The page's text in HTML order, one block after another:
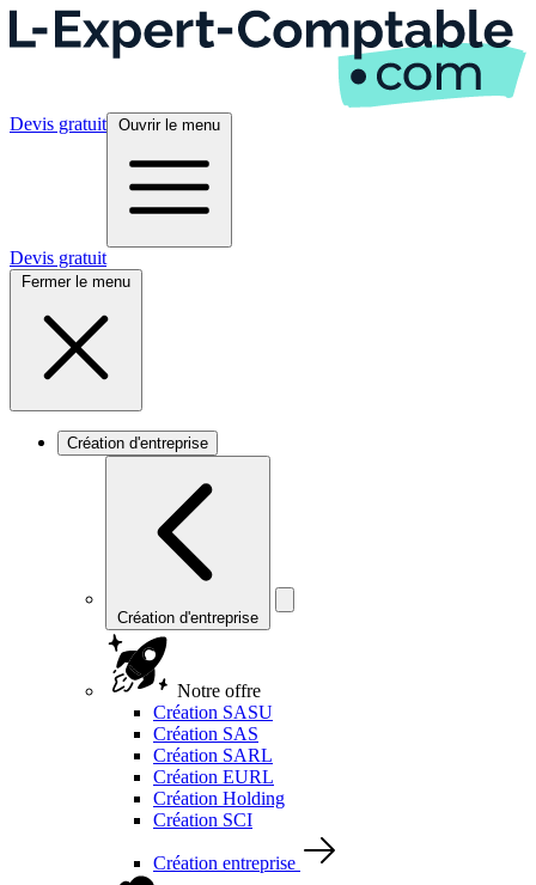
Devis gratuit Ouvrir le menu
Devis gratuit
Fermer le menu
Création d'entreprise
Création d'entreprise
Notre offre
Création SASU
Création SAS
Création SARL
Création EURL
Création Holding
Création SCI
Création entreprise